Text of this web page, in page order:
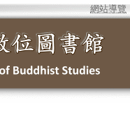
網站導覽